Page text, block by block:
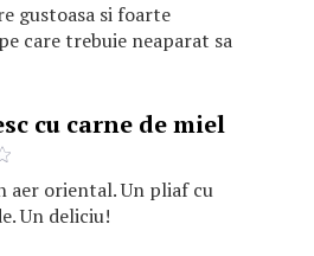
gustoasa si foarte
care trebuie neaparat sa
cu carne de miel
aer oriental. Un pliaf cu
Un deliciu!